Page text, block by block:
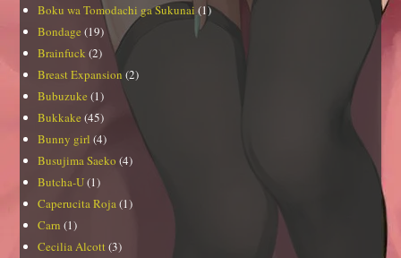
Boku wa Tomodachi ga Sukunai (1)
Bondage (19)
Brainfuck (2)
Breast Expansion (2)
Bubuzuke (1)
Bukkake (45)
Bunny girl (4)
Busujima Saeko (4)
Butcha-U(1)
Caperucita Roja(1)
Carn (1)
Cecilia Alcott (3)